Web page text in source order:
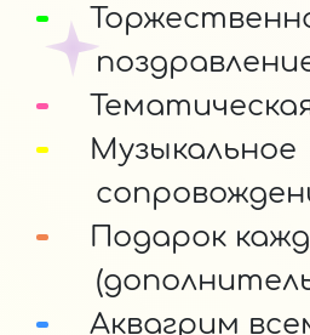
Музыкальное
Подарок
Аквагрим